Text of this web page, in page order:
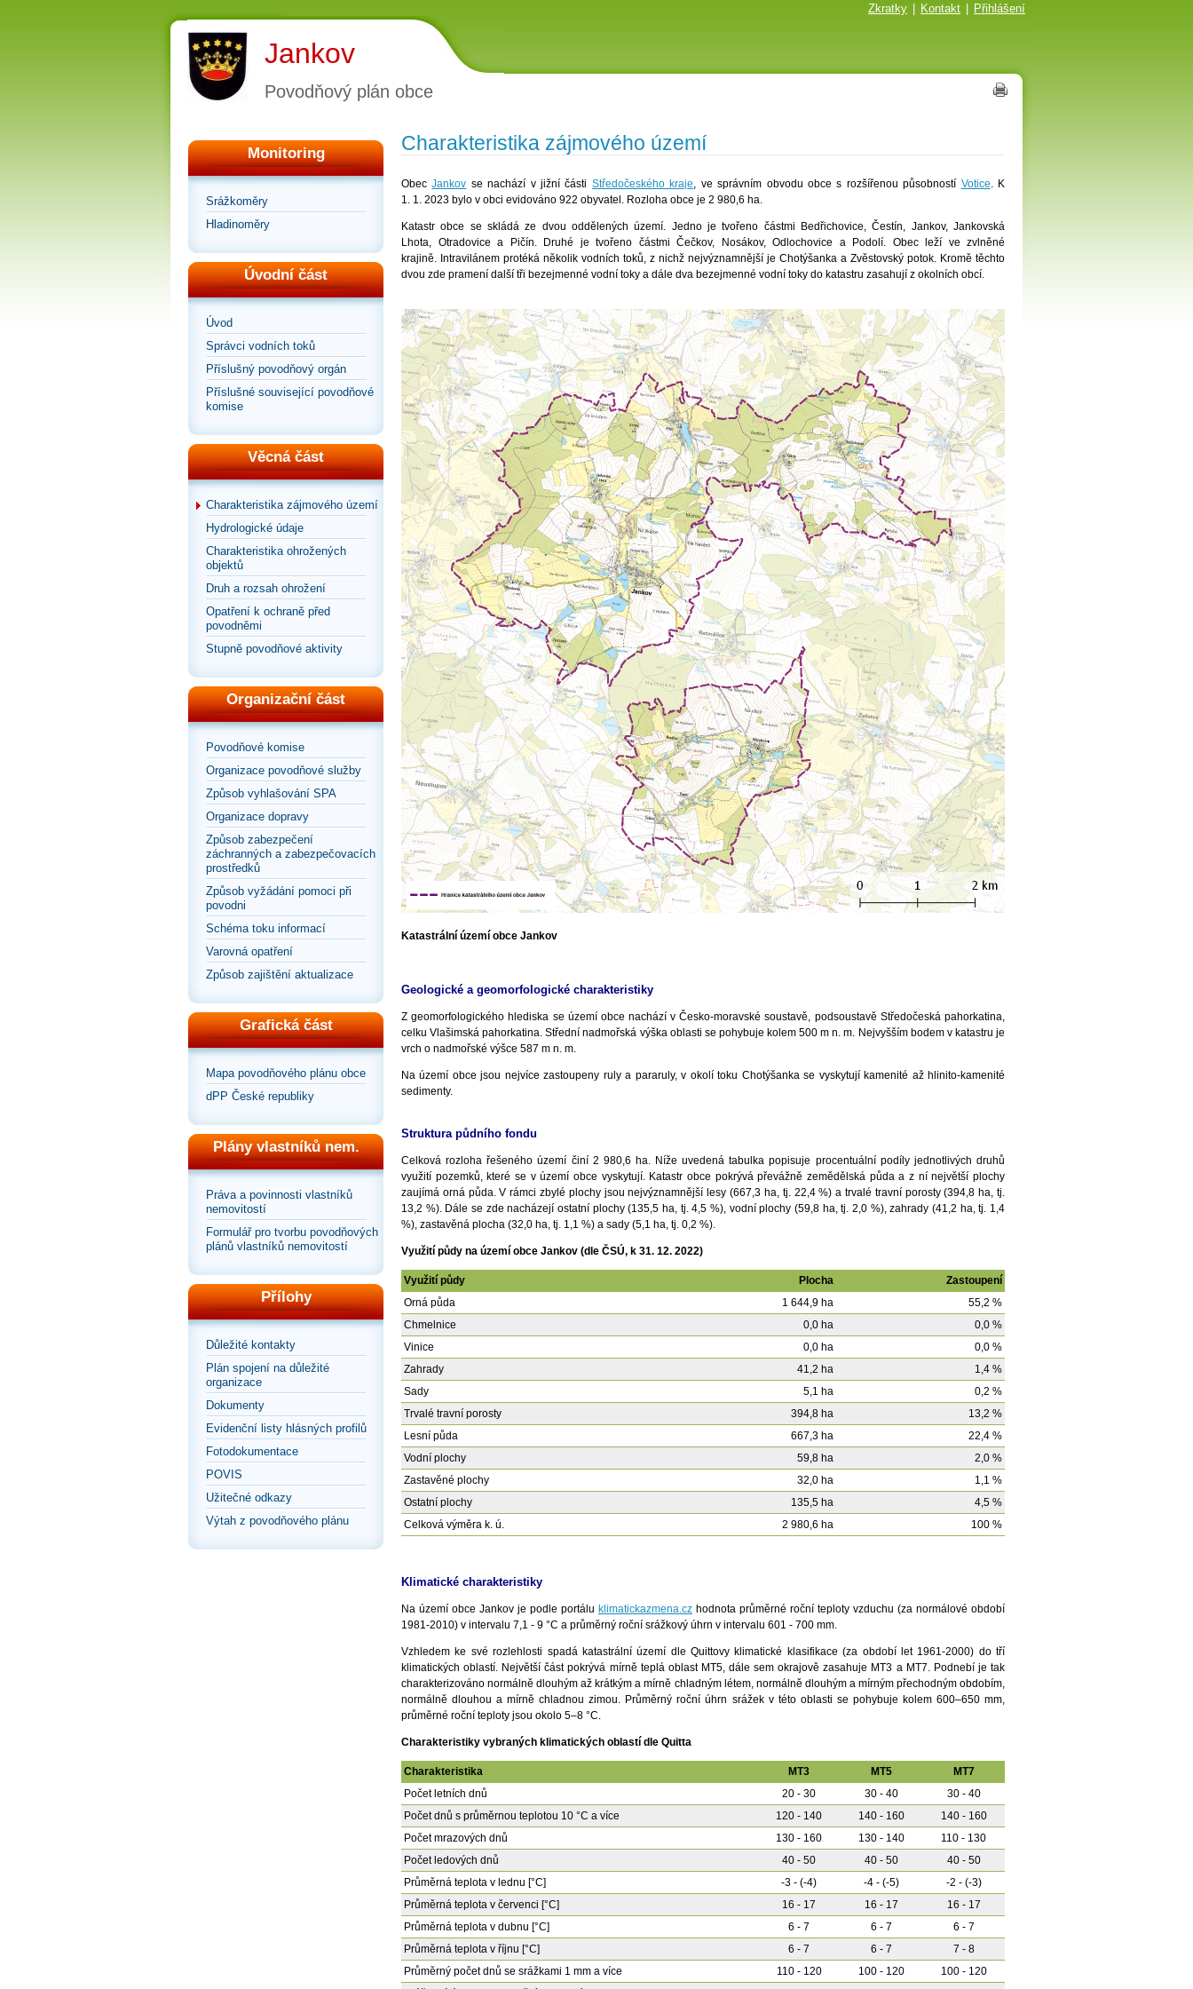
Zkratky Kontakt Přihlášení
Jankov
Povodňový plán obce
Monitoring
Srážkoměry
Hladinoměry
Úvodní část
Úvod
Správci vodních toků
Příslušný povodňový orgán
Příslušné související povodňové
komise
Věcná část
Charakteristika zájmového území
Hydrologické údaje
Charakteristika ohrožených
objektů
Druh a rozsah ohrožení
Opatření k ochraně před
povodněmi
Stupně povodňové aktivity
Organizační část
Povodňové komise
Organizace povodňové služby
Způsob vyhlašování SPA
Organizace dopravy
Způsob zabezpečení
záchranných a zabezpečovacích
prostředků
Způsob vyžádání pomoci při
povodni
Schéma toku informací
Varovná opatření
Způsob zajištění aktualizace
Grafická část
Mapa povodňového plánu obce
dPP České republiky
Plány vlastníků nem.
Práva a povinnosti vlastníků
nemovitostí
Formulář pro tvorbu povodňových
plánů vlastníků nemovitostí
Přílohy
Důležité kontakty
Plán spojení na důležité
organizace
Dokumenty
Evidenční listy hlásných profilů
Fotodokumentace
POVIS
Užitečné odkazy
Výtah z povodňového plánu
Charakteristika zájmového území
ObecJankov se nachází v jižní části Středočeského kraje, ve správním obvodu obce s rozšířenou působností Votice. K
1. 1. 2023 bylo v obci evidováno 922 obyvatel. Rozloha obce je 2 980,6 ha.
Katastr obce se skládá ze dvou oddělených území. Jedno je tvořeno částmi Bedřichovice, Čestín, Jankov, Jankovská
Lhota, Otradovice a Pičín. Druhé je tvořeno částmi Čečkov, Nosákov, Odlochovice a Podolí. Obec leží ve zvlněné
krajině. Intravilánem protéká několik vodních toků, z nichž nejvýznamnější je Chotýšanka a Zvěstovský potok. Kromě těchto
dvou zde pramení další tři bezejmenné vodní toky a dále dva bezejmenné vodní toky do katastru zasahují z okolních obcí.
Katastrální území obce Jankov
Geologické a geomorfologické charakteristiky
Z geomorfologického hlediska se území obce nachází v Česko-moravské soustavě, podsoustavě Středočeská pahorkatina,
celku Vlašimská pahorkatina. Střední nadmořská výška oblasti se pohybuje kolem 500 m n. m. Nejvyšším bodem v katastru je
vrch o nadmořské výšce 587 m n. m.
Na území obce jsou nejvíce zastoupeny ruly a pararuly, v okolí toku Chotýšanka se vyskytují kamenité až hlinito-kamenité
sedimenty.
Struktura půdního fondu
Celková rozloha řešeného území činí 2 980,6 ha. Níže uvedená tabulka popisuje procentuální podíly jednotlivých druhů
využití pozemků, které se v území obce vyskytují. Katastr obce pokrývá převážně zemědělská půda a z ní největší plochy
zaujímá orná půda. V rámci zbylé plochy jsou nejvýznamnější lesy (667,3 ha, tj. 22,4 %) a trvalé travní porosty (394,8 ha, tj.
13,2 %). Dále se zde nacházejí ostatní plochy (135,5 ha, tj. 4,5 %), vodní plochy (59,8 ha, tj. 2,0 %), zahrady (41,2 ha, tj. 1,4
%), zastavěná plocha (32,0 ha, tj. 1,1 %) a sady (5,1 ha, tj. 0,2 %).
Využití půdy na území obce Jankov (dle ČSÚ, k 31. 12. 2022)
Využití půdy Plocha
Zastoupení
Orná půda
1 644,9 ha
55,2 %
Chmelnice
0,0 ha
0,0 %
Vinice
0,0 ha
0,0 %
Zahrady
41,2 ha
1,4 %
Sady
5,1 ha
0,2 %
Trvalé travní porosty
394,8 ha
13,2 %
Lesní půda
667,3 ha
22,4 %
Vodní plochy
59,8 ha
2,0 %
Zastavěné plochy
32,0 ha
1,1 %
Ostatní plochy
135,5 ha
4,5 %
Celková výměra k. ú.
2 980,6 ha 100 %
Klimatické charakteristiky
Na území obce Jankov je podle portálu klimatickazmena.cz hodnota průměrné roční teploty vzduchu (za normálové období
1981-2010) v intervalu 7,1 - 9 °C a průměrný roční srážkový úhrn v intervalu 601 - 700 mm.
Vzhledem ke své rozlehlosti spadá katastrální území dle Quittovy klimatické klasifikace (za období let 1961-2000) do tří
klimatických oblastí. Největší část pokrývá mírně teplá oblast MT5, dále sem okrajově zasahuje MT3 a MT7. Podnebí je tak
charakterizováno normálně dlouhým až krátkým a mírně chladným létem, normálně dlouhým a mírným přechodným obdobím,
normálně dlouhou a mírně chladnou zimou. Průměrný roční úhrn srážek v této oblasti se pohybuje kolem 600–650 mm,
průměrné roční teploty jsou okolo 5–8 °C.
Charakteristiky vybraných klimatických oblastí dle Quitta
Charakteristika MT3 MT5
MT7
Počet letních dnů
20 - 30 30 - 40
30 - 40
Počet dnů s průměrnou teplotou 10 °C a více
120 - 140 140 - 160
140 - 160
Počet mrazových dnů
130 - 160 130 - 140
110 - 130
Počet ledových dnů
40 - 50 40 - 50
40 - 50
Průměrná teplota v lednu [°C]
-3 - (-4) -4 - (-5)
-2 - (-3)
Průměrná teplota v červenci [°C]
16 - 17 16 - 17
16 - 17
Průměrná teplota v dubnu [°C]
6 - 7 6 - 7
6 - 7
Průměrná teplota v říjnu [°C]
6 - 7 6 - 7
7 - 8
Průměrný počet dnů se srážkami 1 mm a více
110 - 120 100 - 120
100 - 120